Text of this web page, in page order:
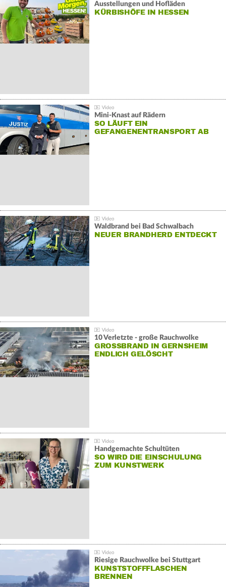
Ausstellungen und Hofläden
KÜRBISHÖFE IN HESSEN
Mini-Knast auf Rädern
SO LÄUFT EIN
GEFANGENENTRANSPORT AB
Waldbrand bei Bad Schwalbach
NEUER BRANDHERD ENTDECKT
10 Verletzte - große Rauchwolke
GROSSBRAND IN GERNSHEIM E
NDLICH GELÖSCHT
Handgemachte Schultüten
SO WIRD DIE EINSCHULUNG
ZUM KUNSTWERK
Riesige Rauchwolke bei Stuttgart
KUNSTSTOFFFLASCHEN
BRENNEN